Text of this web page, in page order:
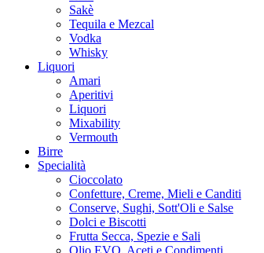
Sakè
Tequila e Mezcal
Vodka
Whisky
Liquori
Amari
Aperitivi
Liquori
Mixability
Vermouth
Birre
Specialità
Cioccolato
Confetture, Creme, Mieli e Canditi
Conserve, Sughi, Sott'Oli e Salse
Dolci e Biscotti
Frutta Secca, Spezie e Sali
Olio EVO, Aceti e Condimenti